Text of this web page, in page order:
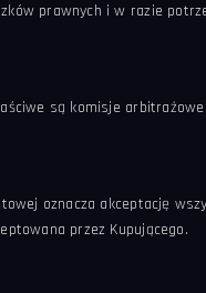
prawnych i w razie
są komisje
oznacza akceptację
przez Kupującego.